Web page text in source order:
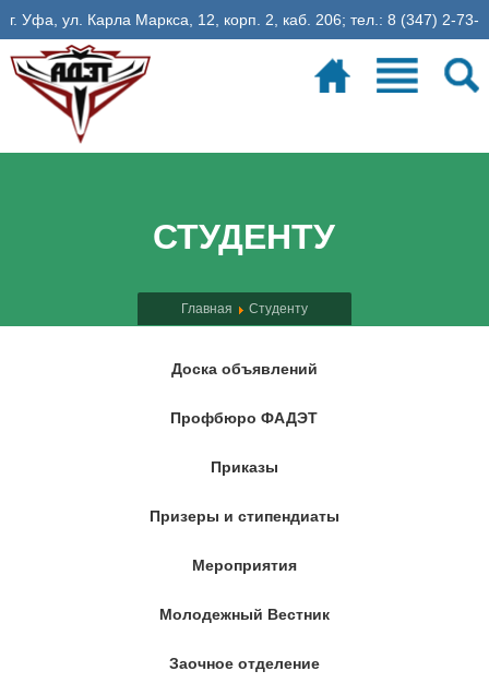
г. Уфа, ул. Карла Маркса, 12, корп. 2, каб. 206; тел.: 8 (347) 2-73-
06-35, эл. почта: fadet@ugatu.su
СТУДЕНТУ
Главная Студенту
Доска объявлений
Профбюро ФАДЭТ
Приказы
Призеры и стипендиаты
Мероприятия
Молодежный Вестник
Заочное отделение